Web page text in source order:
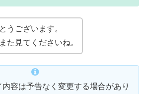
うございます。
た見てくださいね。
容は予告なく変更する場合があり